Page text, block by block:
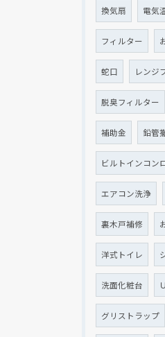
換気扇 電気
フィルター
蛇口 レンジ
脱臭フィルター
補助金 鉛管
ビルトインコン
エアコン洗浄
裏木戸補修
洋式トイレ
洗面化粧台
グリストラップ